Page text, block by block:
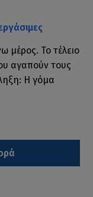
μέρος. Το τέλειο
αγαπούν τους
Η γόμα